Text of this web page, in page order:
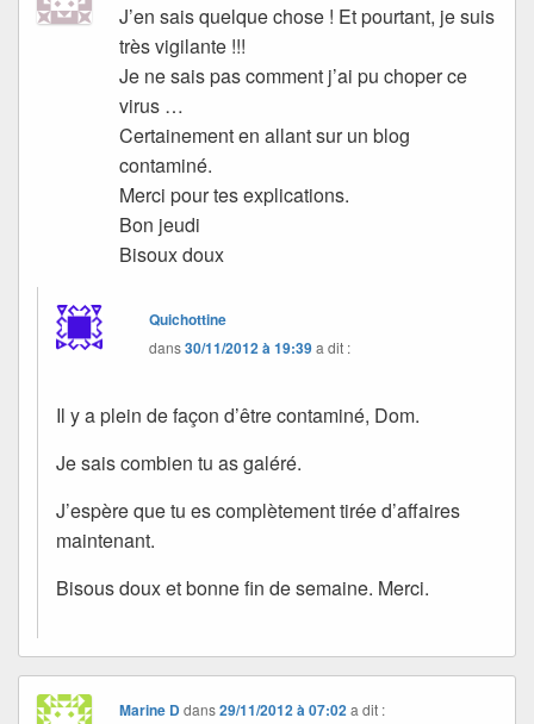
J’en sais quelque chose ! Et pourtant, je suis
très vigilante !!!
Je ne sais pas comment j’ai pu choper ce
virus …
Certainement en allant sur un blog
contaminé.
Merci pour tes explications.
Bon jeudi
Bisoux doux
Quichottine
dans30/11/2012 à 19:39a dit :
Il y a plein de façon d’être contaminé, Dom.
Je sais combien tu as galéré.
J’espère que tu es complètement tirée d’affaires
maintenant.
Bisous doux et bonne fin de semaine. Merci.
Marine Ddans29/11/2012 à 07:02 a dit :